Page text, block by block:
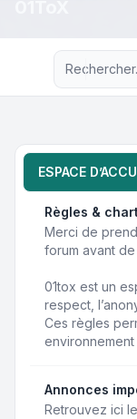
ESPACE
Règles &
Merci de
forum avant
01tox est un
respect,
Ces règles
Annonces
Retrouvez ici